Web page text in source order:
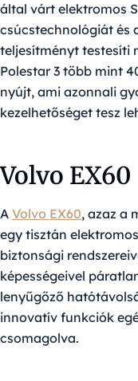
által várt elektromos
csúcstechnológiát és
teljesítményt testesíti
Polestar 3 több mint
nyújt, ami azonnali
kezelhetőséget tesz
Volvo EX60
A Volvo EX60, azaz a
egy tisztán
biztonsági
képességeivel
lenyűgöző
innovatív funkciók
csomagolva.